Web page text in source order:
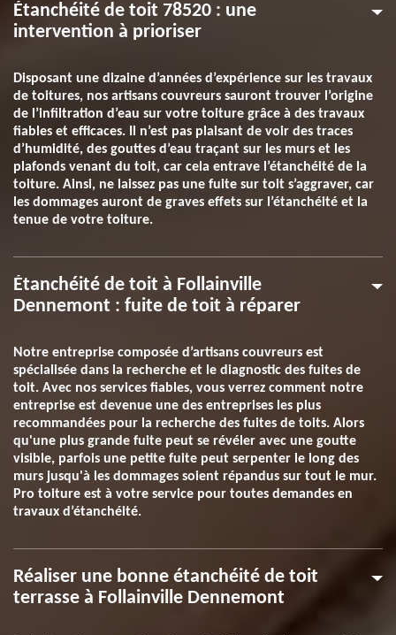
Étanchéité de toit 78520 : une
intervention à prioriser
Disposant une dizaine d’années d’expérience sur les travaux
de toitures, nos artisans couvreurs sauront trouver l’origine
de l’infiltration d’eau sur votre toiture grâce à des travaux
fiables et efficaces. Il n’est pas plaisant de voir des traces
d’humidité, des gouttes d’eau traçant sur les murs et les
plafonds venant du toit, car cela entrave l’étanchéité de la
toiture. Ainsi, ne laissez pas une fuite sur toit s’aggraver, car
les dommages auront de graves effets sur l’étanchéité et la
tenue de votre toiture.
Étanchéité de toit à Follainville
Dennemont : fuite de toit à réparer
Notre entreprise composée d’artisans couvreurs est
spécialisée dans la recherche et le diagnostic des fuites de
toit. Avec nos services fiables, vous verrez comment notre
entreprise est devenue une des entreprises les plus
recommandées pour la recherche des fuites de toits. Alors
qu'une plus grande fuite peut se révéler avec une goutte
visible, parfois une petite fuite peut serpenter le long des
murs jusqu'à les dommages soient répandus sur tout le mur.
Pro toiture est à votre service pour toutes demandes en
travaux d’étanchéité.
Réaliser une bonne étanchéité de toit
terrasse à Follainville Dennemont